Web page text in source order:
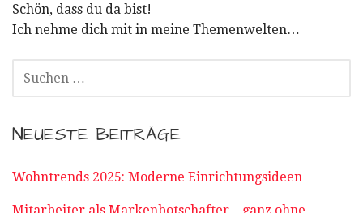
Schön, dass du da bist!
Ich nehme dich mit in meine Themenwelten…
SUCHEN
NACH:
NEUESTE BEITRÄGE
Wohntrends 2025: Moderne Einrichtungsideen
Mitarbeiter als Markenbotschafter – ganz ohne